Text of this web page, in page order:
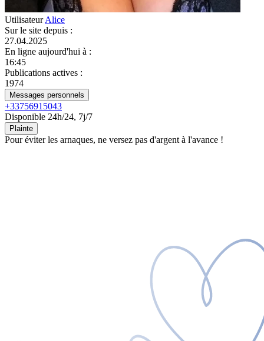
UtilisateurAlice
Sur le site depuis :
27.04.2025
En ligne aujourd'hui à :
16:45
Publications actives :
1974
Messages personnels
+33756915043
Disponible 24h/24, 7j/7
Plainte
Pour éviter les arnaques, ne versez pas d'argent à l'avance !